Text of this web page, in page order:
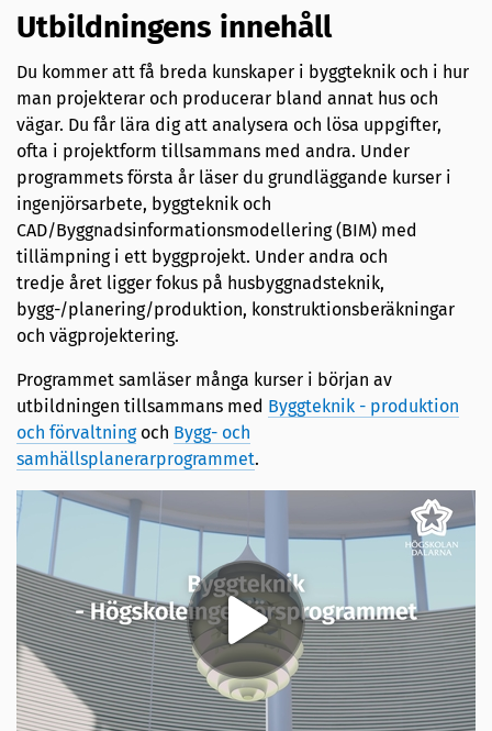
Utbildningens innehåll
Du kommer att få breda kunskaper i byggteknik och i hur
man projekterar och producerar bland annat hus och
vägar. Du får lära dig att analysera och lösa uppgifter,
ofta i projektform tillsammans med andra. Under
programmets första år läser du grundläggande kurser i
ingenjörsarbete, byggteknik och
CAD/Byggnadsinformationsmodellering (BIM) med
tillämpning i ett byggprojekt. Under andra och
tredje året ligger fokus på husbyggnadsteknik,
bygg-/planering/produktion, konstruktionsberäkningar
och vägprojektering.
Programmet samläser många kurser i början av
utbildningen tillsammans med Byggteknik - produktion
och förvaltningoch Bygg- och
samhällsplanerarprogrammet.